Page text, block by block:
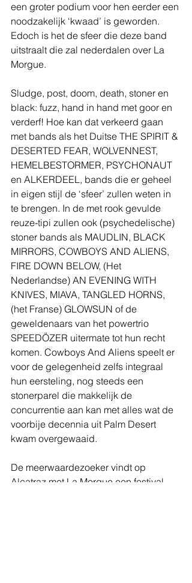
een groter podium voor hen eerder een
noodzakelijk ‘kwaad’ is geworden.
Edoch is het de sfeer die deze band
uitstraalt die zal nederdalen over La
Morgue.
Sludge, post, doom, death, stoner en
black: fuzz, hand in hand met goor en
verderf! Hoe kan dat verkeerd gaan
met bands als het Duitse THE SPIRIT &
DESERTED FEAR, WOLVENNEST,
HEMELBESTORMER, PSYCHONAUT
en ALKERDEEL, bands die er geheel
in eigen stijl de ‘sfeer’ zullen weten in
te brengen. In de met rook gevulde
reuze-tipi zullen ook (psychedelische)
stoner bands als MAUDLIN, BLACK
MIRRORS, COWBOYS AND ALIENS,
FIRE DOWN BELOW, (Het
Nederlandse) AN EVENING WITH
KNIVES, MIAVA, TANGLED HORNS,
(het Franse) GLOWSUN of de
geweldenaars van het powertrio
SPEEDÖZER uitermate tot hun recht
komen. Cowboys And Aliens speelt er
voor de gelegenheid zelfs integraal
hun eersteling, nog steeds een
stonerparel die makkelijk de
concurrentie aan kan met alles wat de
voorbije decennia uit Palm Desert
kwam overgewaaid.
De meerwaardezoeker vindt op
Alcatraz met La Morgue een festival